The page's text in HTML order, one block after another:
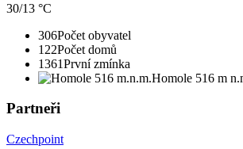
30/13 °C
306Počet obyvatel
122Počet domů
1361První zmínka
Homole 516 m
Partneři
Czechpoint